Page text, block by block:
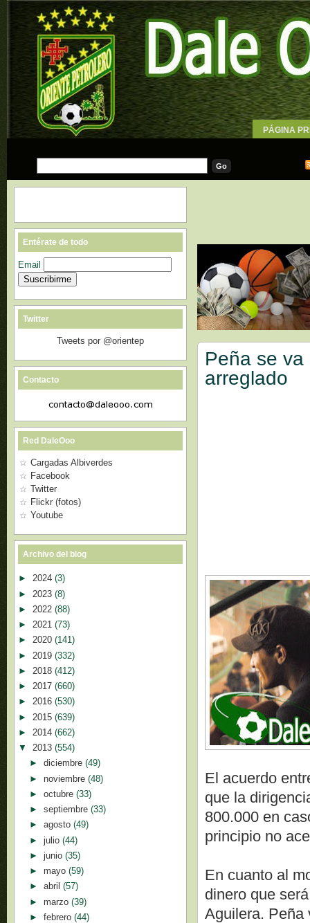
PÁGINA
Peña se
arreglado
El acuerdo
que la
800.000 en
principio no
En cuanto al
dinero que
Aguilera. Peña
Entérate de todo
Email
Twitter
Tweets por @orientep
Contacto
Red DaleOoo
Cargadas Albiverdes
Facebook
Twitter
Flickr (fotos)
Youtube
Archivo del blog
► 2024 (3)
► 2023 (8)
► 2022 (88)
► 2021 (73)
► 2020 (141)
► 2019 (332)
► 2018 (412)
► 2017 (660)
► 2016 (530)
► 2015 (639)
► 2014 (662)
▼ 2013 (554)
► diciembre (49)
► noviembre (48)
► octubre (33)
► septiembre (33)
► agosto (49)
► julio (44)
► junio (35)
► mayo (59)
► abril (57)
► marzo (39)
► febrero (44)